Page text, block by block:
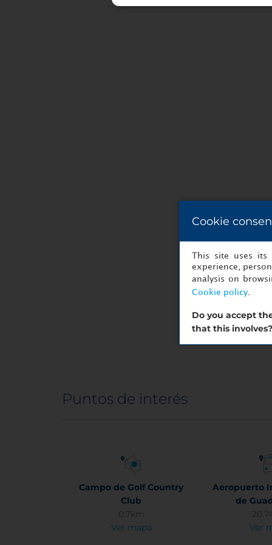
Puntos de interés
Campo de Golf Country
Club
0.7km
Ver mapa
Aeropuerto
de
Ver
Cookie
This site uses its
experience,
analysis on
Cookie policy.
Do you accept
that this involves?